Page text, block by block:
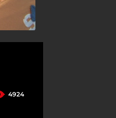
4924